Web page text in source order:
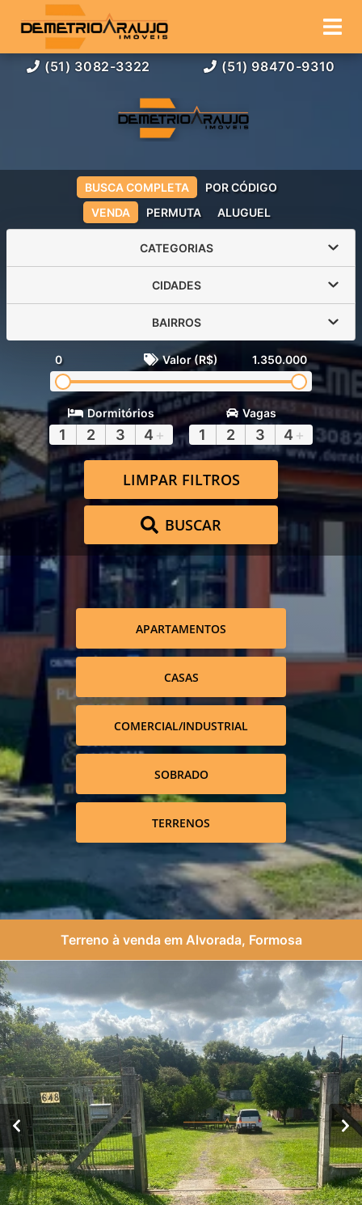
(51) 3082-3322 (51) 98470-9310
VENDA PERMUTA ALUGUEL
BUSCA COMPLETA POR CÓDIGO
CATEGORIAS
CIDADES
BAIRROS
0 Valor (R$) 1.350.000
Dormitórios
1 2 3 4 +
Vagas
1 2 3 4 +
LIMPAR FILTROS
BUSCAR
APARTAMENTOS
CASAS
COMERCIAL/INDUSTRIAL
SOBRADO
TERRENOS
Terreno à venda em Alvorada, Formosa